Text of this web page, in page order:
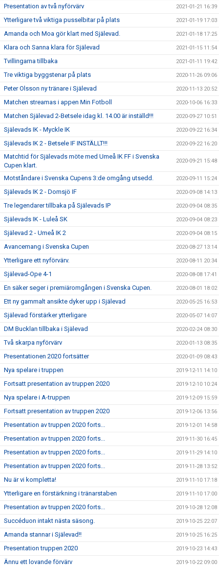
Presentation av två nyförvärv 2021-01-21 16:39
Ytterligare två viktiga pusselbitar på plats 2021-01-19 17:03
Amanda och Moa gör klart med Själevad. 2021-01-18 17:25
Klara och Sanna klara för Själevad 2021-01-15 11:54
Tvillingarna tillbaka 2021-01-11 19:42
Tre viktiga byggstenar på plats 2020-11-26 09:06
Peter Olsson ny tränare i Själevad 2020-11-13 20:52
Matchen streamas i appen Min Fotboll 2020-10-06 16:33
Matchen Själevad 2-Betsele idag kl. 14.00 är inställd!!! 2020-09-27 10:51
Själevads IK - Myckle IK 2020-09-22 16:34
Själevads IK 2 - Betsele IF INSTÄLLT!!! 2020-09-22 16:20
Matchtid för Själevads möte med Umeå IK FF i Svenska
Cupen klart.
2020-09-21 15:48
Motståndare i Svenska Cupens 3:de omgång utsedd. 2020-09-11 15:24
Själevads IK 2 - Domsjö IF 2020-09-08 14:13
Tre legendarer tillbaka på Själevads IP 2020-09-04 08:35
Själevads IK - Luleå SK 2020-09-04 08:23
Själevad 2 - Umeå IK 2 2020-09-04 08:15
Avancemang i Svenska Cupen 2020-08-27 13:14
Ytterligare ett nyförvärv. 2020-08-11 20:34
Själevad-Ope 4-1 2020-08-08 17:41
En säker seger i premiäromgången i Svenska Cupen. 2020-08-01 18:02
Ett ny gammalt ansikte dyker upp i Själevad 2020-05-25 16:53
Själevad förstärker ytterligare 2020-05-07 14:07
DM Bucklan tillbaka i Själevad 2020-02-24 08:30
Två skarpa nyförvärv 2020-01-13 08:35
Presentationen 2020 fortsätter 2020-01-09 08:43
Nya spelare i truppen 2019-12-11 14:10
Fortsatt presentation av truppen 2020 2019-12-10 10:24
Nya spelare i A-truppen 2019-12-09 15:59
Fortsatt presentation av truppen 2020 2019-12-06 13:56
Presentation av truppen 2020 forts... 2019-12-01 14:58
Presentation av truppen 2020 forts... 2019-11-30 16:45
Presentation av truppen 2020 forts... 2019-11-29 14:10
Presentation av truppen 2020 forts... 2019-11-28 13:52
Nu är vi kompletta! 2019-11-10 17:18
Ytterligare en förstärkning i tränarstaben 2019-11-10 17:00
Presentation av truppen 2020 forts... 2019-10-28 12:08
Succéduon intakt nästa säsong. 2019-10-25 22:07
Amanda stannar i Själevad!! 2019-10-25 16:25
Presentation truppen 2020 2019-10-23 14:43
Ännu ett lovande förvärv 2019-10-22 09:00